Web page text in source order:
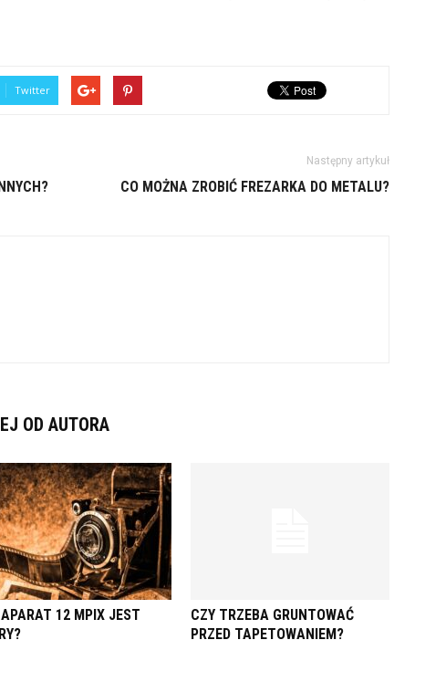
Twitter
Następny artykuł
CO MOŻNA ZROBIĆ FREZARKA DO METALU?
OD AUTORA
12 MPIX JEST
CZY TRZEBA GRUNTOWAĆ
PRZED TAPETOWANIEM?